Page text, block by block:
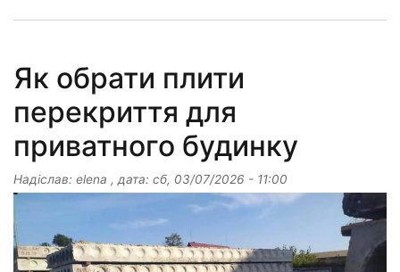
Як обрати плити
перекриття для
приватного будинку
Надіслав: elena , дата: сб, 03/07/2026 - 11:00